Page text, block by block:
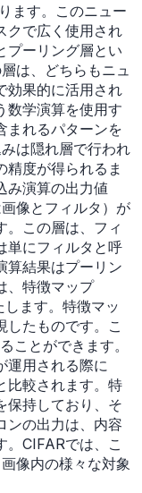
ます。このニュー
クで広く使用され
プーリング層とい
は、どちらもニュ
効果的に活用され
数学演算を使用す
まれるパターンを
は隠れ層で行われ
精度が得られるま
み演算の出力値
像とフィルタ）が
。この層は、フィ
単にフィルタと呼
算結果はプーリン
、特徴マップ
ます。特徴マッ
したものです。こ
ことができます。
運用される際に
比較されます。特
保持しており、そ
ンの出力は、内容
。CIFARでは、こ
像内の様々な対象